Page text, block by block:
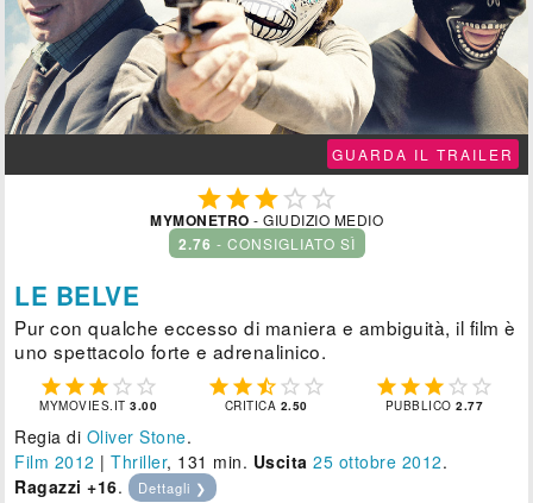
GUARDA IL TRAILER
  
MYMONETRO - GIUDIZIO MEDIO
2.76 - CONSIGLIATO SÌ
LE BELVE
Pur con qualche eccesso di maniera e ambiguità, il film è
uno spettacolo forte e adrenalinico.
    
MYMOVIES.IT3.00
    
CRITICA 2.50
    
PUBBLICO2.77
Regia di Oliver Stone.
Film 2012 |Thriller, 131 min. Uscita 25 ottobre 2012.
Ragazzi +16. Dettagli ❯